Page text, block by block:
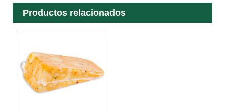
Productos relacionados